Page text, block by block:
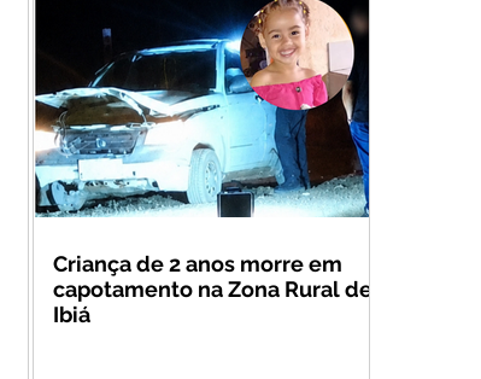
Criança de 2 anos morre em
capotamento na Zona Rural de
Ibiá